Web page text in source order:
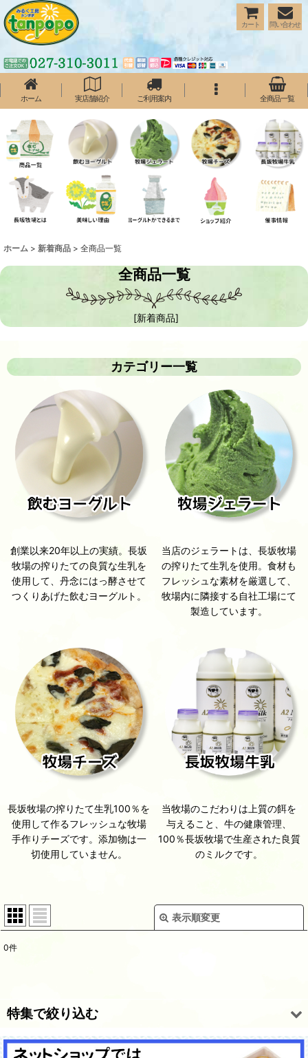
カート 問い合わせ
ホーム 実店舗紹介 ご利用案内 全商品一覧
ホーム > 新着商品 > 全商品一覧
全商品一覧
[新着商品]
カテゴリー一覧
創業以来20年以上の実績。長坂
牧場の搾りたての良質な生乳を
使用して、丹念にはっ酵させて
つくりあげた飲むヨーグルト。
当店のジェラートは、長坂牧場
の搾りたて生乳を使用。食材も
フレッシュな素材を厳選して、
牧場内に隣接する自社工場にて
製造しています。
長坂牧場の搾りたて生乳100％を
使用して作るフレッシュな牧場
手作りチーズです。添加物は一
切使用していません。
当牧場のこだわりは上質の餌を
与えること、牛の健康管理、
100％長坂牧場で生産された良質
のミルクです。
表示順変更
0件
特集で絞り込む
全商品一覧